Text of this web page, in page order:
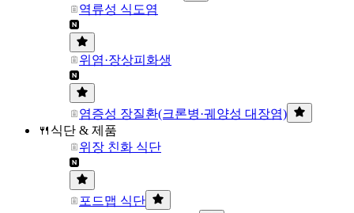
역류성 식도염
위염·장상피화생
염증성 장질환(크론병·궤양성 대장염)
🍴식단 & 제품
위장 친화 식단
포드맵 식단